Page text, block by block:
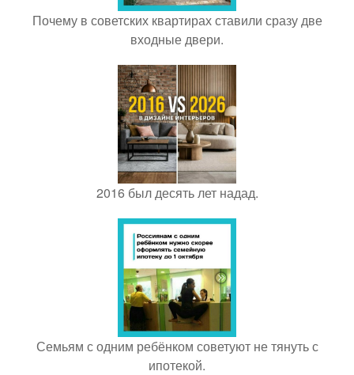
Почему в советских квартирах ставили сразу две
входные двери.
2016 был десять лет надад.
Семьям с одним ребёнком советуют не тянуть с
ипотекой.